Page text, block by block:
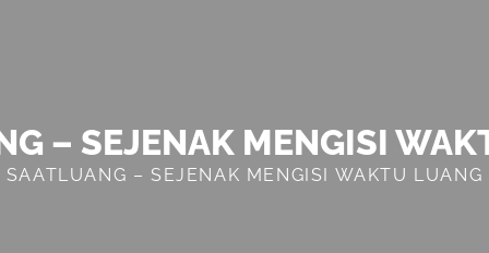
– SEJENAK MENGISI
SAATLUANG – SEJENAK MENGISI WAKTU LUANG